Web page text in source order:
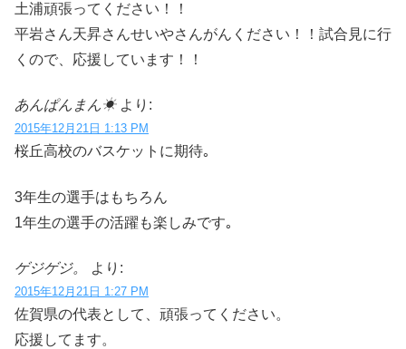
土浦頑張ってください！！
平岩さん天昇さんせいやさんがんください！！試合見に行
くので、応援しています！！
あんぱんまん☀︎ より:
2015年12月21日 1:13 PM
桜丘高校のバスケットに期待｡
3年生の選手はもちろん
1年生の選手の活躍も楽しみです｡
ゲジゲジ。 より:
2015年12月21日 1:27 PM
佐賀県の代表として、頑張ってください。
応援してます。